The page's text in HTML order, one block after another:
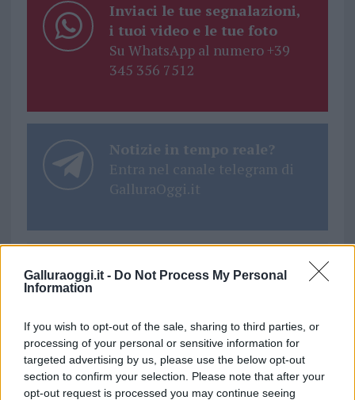
Galluraoggi.it - Do Not Process My Personal
Information
If you wish to opt-out of the sale, sharing to third parties, or
processing of your personal or sensitive information for
targeted advertising by us, please use the below opt-out
section to confirm your selection. Please note that after your
opt-out request is processed you may continue seeing
Inviaci le tue segnalazioni,
i tuoi video e le tue foto
Su WhatsApp al numero +39
345 356 7512
Notizie in tempo reale?
Entra nel canale telegram di
GalluraOggi.it
Ricevi le nostre ultime news
daGoogle News
Condividi l'articolo